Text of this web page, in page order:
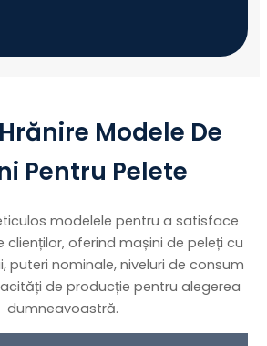
Hrănire Modele De
Pentru Pelete
modelele pentru a satisface
clienților, oferind mașini de peleți cu
puteri nominale, niveluri de consum
de producție pentru alegerea
dumneavoastră.